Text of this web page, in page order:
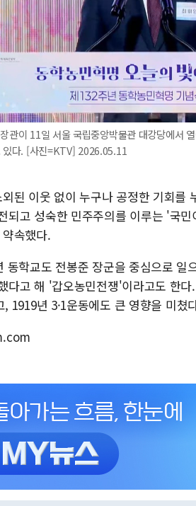
관이 11일 서울 국립중앙박물관 대강당에서
있다. [사진=KTV] 2026.05.11
된 이웃 없이 누구나 공정한 기회를
되고 성숙한 민주주의를 이루는 '국
속했다.
동학교도 전봉준 장군을 중심으로 일
다고 해 '갑오농민전쟁'이라고도 한
1919년 3·1운동에도 큰 영향을 미쳤